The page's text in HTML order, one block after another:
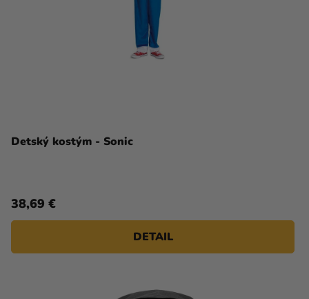
Detský kostým - Sonic
38,69 €
DETAIL